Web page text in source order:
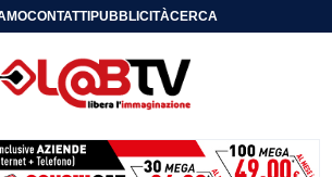
CONTATTIPUBBLICITÀCERCA